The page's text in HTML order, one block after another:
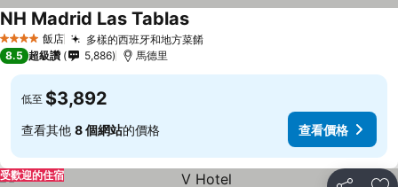
4 星級 飯店 多樣的西班牙和地方菜餚
NH Madrid Las Tablas
8.5 超級讚 5,886 馬德里
低至 $3,892
查看其他 8 個網站的價格 查看價格
受歡迎的住宿